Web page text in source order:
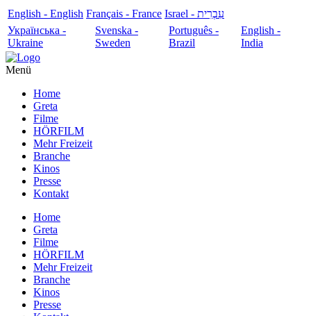
English - English Français - France
עִבְרִית - Israel
Українська -
Ukraine
Svenska -
Sweden
Português -
Brazil
English -
India
Menü
Home
Greta
Filme
HÖRFILM
Mehr Freizeit
Branche
Kinos
Presse
Kontakt
Home
Greta
Filme
HÖRFILM
Mehr Freizeit
Branche
Kinos
Presse